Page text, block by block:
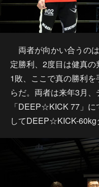
両者が向かい合うの
定勝利、2度目は健真
1敗、ここで真の勝利
らだ。両者は来年3月
「DEEP☆KICK 77」
してDEEP☆KICK-60kg